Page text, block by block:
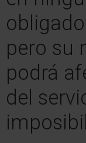
pero su
podrá
del